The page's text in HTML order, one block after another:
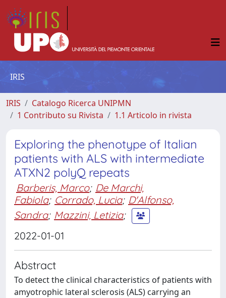
IRIS
IRIS
Catalogo Ricerca UNIPMN
1 Contributo su Rivista
1.1 Articolo in rivista
Exploring the phenotype of Italian
patients with ALS with intermediate
ATXN2 polyQ repeats
Barberis, Marco; De Marchi,
Fabiola; Corrado, Lucia; D'Alfonso,
Sandra; Mazzini, Letizia;
2022-01-01
Abstract
To detect the clinical characteristics of patients with
amyotrophic lateral sclerosis (ALS) carrying an